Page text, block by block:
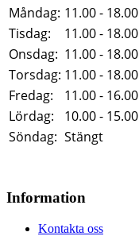
Måndag: 11.00 - 18.00
Tisdag:
11.00 - 18.00
Onsdag: 11.00 - 18.00
Torsdag: 11.00 - 18.00
Fredag:
11.00 - 16.00
Lördag:
10.00 - 15.00
Söndag: Stängt
Information
Kontakta oss